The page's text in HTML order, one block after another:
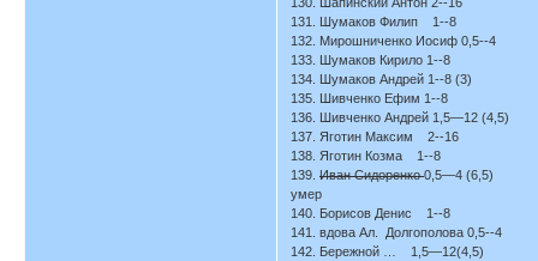
131. Шумаков Филип 1--8
132. Мирошниченко Иосиф 0,5--4
133. Шумаков Кирило 1--8
134. Шумаков Андрей 1--8 (3)
135. Шивченко Ефим 1--8
136. Шивченко Андрей 1,5—12 (4,5)
137. Яготин Максим 2--16
138. Яготин Козма 1--8
139.Иван Сидоренко0,5—4 (6,5)
умер
140. Борисов Денис 1--8
141. вдова Ал. Долгополова 0,5--4
142. Бережной … 1,5—12(4,5)